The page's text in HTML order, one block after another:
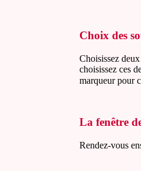
Choix des
Choisissez
choisissez ces
marqueur pour
La fenêtre
Rendez-vous